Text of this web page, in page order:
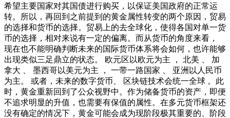
希望主要国家对其国债进行购买，以保证美国政府的正常运
转。所以，再回到之前提到的黄金属性转变的两个原因，贸易
的选择和货币的选择。贸易上的去全球化，使得各国对单一货
币的选择，相对来说有一定的偏离。而从货币的角度来看，
现在也不能明确判断未来的国际货币体系将会如何，也许能够
出现类似三足鼎立的状态。 欧元区以欧元为主 ， 北美 、 加
拿大 、 墨西哥以美元为主 ， 一带一路国家 、 亚洲以人民币
为主。 或者，未来的数字货币、 区块链技术会统一全球 。此
时，黄金重新回到了公众视野中。作为储备货币的资产，即便
不追求明显的升值，也需要有保值的属性。在多元货币框架还
没有确定的情况下，黄金可能会成为现阶段极其重要的、阶段